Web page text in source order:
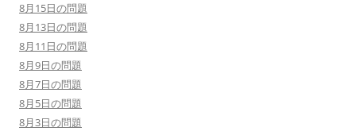
8月15日の問題
8月13日の問題
8月11日の問題
8月9日の問題
8月7日の問題
8月5日の問題
8月3日の問題